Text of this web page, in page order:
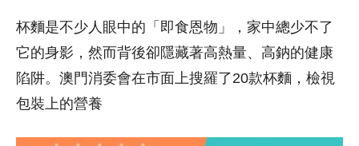
杯麵是不少人眼中的「即食恩物」，家中總少不了
它的身影，然而背後卻隱藏著高熱量、高鈉的健康
陷阱。澳門消委會在市面上搜羅了20款杯麵，檢視
包裝上的營養